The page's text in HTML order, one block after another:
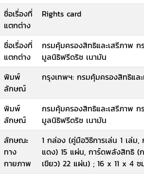
ชื่อเรื่องที่
แตกต่าง
Rights card
ชื่อเรื่องที่
แตกต่าง
กรมคุ้มครองสิทธิและเสรีภาพ ก
มูลนิธิฟรีดริช เนามัน
พิมพ์
ลักษณ์
กรุงเทพฯ: กรมคุ้มครองสิทธิและ
พิมพ์
ลักษณ์
กรมคุ้มครองสิทธิและเสรีภาพ ก
มูลนิธิฟรีดริช เนามัน
ลักษณะ
ทาง
กายภาพ
1 กล่อง (คู่มือวิธีการเล่น 1 เล่
แดง) 15 แผ่น, การ์ดพลังสิทธิ
เขียว) 22 แผ่น) ; 16 x 11 x 4 ซ